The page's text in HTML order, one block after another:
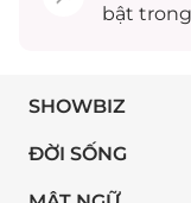
bật
SHOWBIZ
ĐỜI SỐNG